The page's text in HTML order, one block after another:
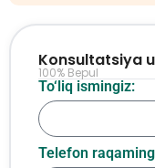
To‘liq ismingiz:
Telefon
Konsultatsiya
100% Bepul